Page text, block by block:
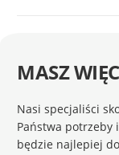
MASZ
Nasi specjaliści
Państwa potrzeby
będzie najlepiej